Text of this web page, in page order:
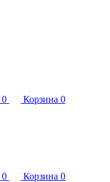
0 Корзина 0
0 Корзина 0